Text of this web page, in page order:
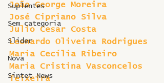
Suplentes
Sem categoria
Slider
Nova
Sintet News
João George Moreira
José Cipriano Silva
Julio Cesar Costa
Leonardo Oliveira Rodrigues
Maria Cecília Ribeiro
Maria Cristina Vasconcelos
Teixeira